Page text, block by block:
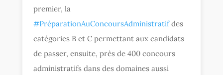
premier, la
‪#‎PréparationAuConcoursAdministratif‬des
catégories B et C permettant aux candidats
de passer, ensuite, près de 400 concours
administratifs dans des domaines aussi